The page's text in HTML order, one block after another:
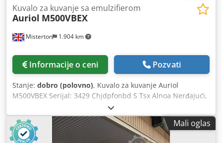
Misterton 1.904 km
Kuvalo za kuvanje sa emulzifierom
Auriol M500VBEX
Informacije o ceni Pozvati
Stanje: dobro (polovno), Kuvalo za kuvanje Auriol
M500VBEX Serijal: 3429 Chjdpfonbd S Tsx Alnoa Nerđajući,
kapacitet od 500l, parno sako, emulzitor sa donjim
montiranim motorom, emulziv prečnik 120mm,
promenljiva brzina, auto nagib za pražnjenje, na ćelijama
sa opterećenjem, 3Ph
Mali oglas